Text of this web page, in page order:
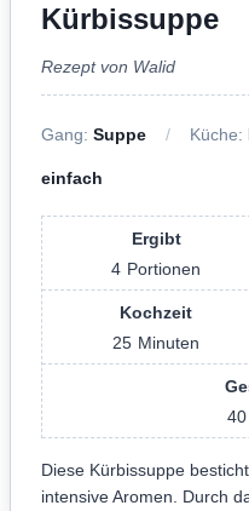
Kürbissuppe
Rezept von Walid
Gang: Suppe Küche:
einfach
Ergibt
4 Portionen
Kochzeit
25 Minuten
40
Diese Kürbissuppe
intensive Aromen. Durch